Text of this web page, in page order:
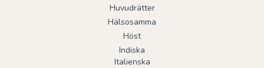
Huvudrätter
Hälsosamma
Höst
Indiska
Italienska